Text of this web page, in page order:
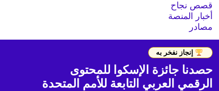
قصص نجاح
أخبار المنصة
مصادر
إنجاز نفخر به
حصدنا جائزة الإسكوا للمحتوى
الرقمي العربي التابعة للأمم المتحدة